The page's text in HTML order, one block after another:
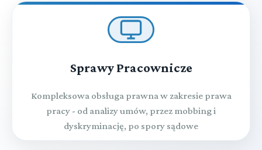
Sprawy Pracownicze
Kompleksowa obsługa prawna w zakresie prawa
pracy - od analizy umów, przez mobbing i
dyskryminację, po spory sądowe